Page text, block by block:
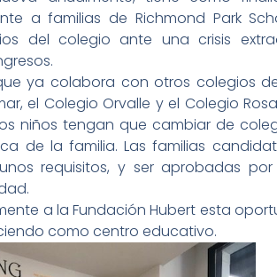
a familias de Richmond Park
del colegio ante una crisis
ya colabora con otros colegios
el Colegio Orvalle y el Colegio
niños tengan que cambiar de
de la familia. Las familias
requisitos, y ser aprobadas
a la Fundación Hubert esta
como centro educativo.